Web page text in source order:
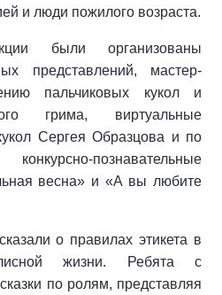
и люди пожилого возраста.
были организованы
представлений, мастер-
пальчиковых кукол и
грима, виртуальные
Сергея Образцова и по
познавательные
весна» и «А вы любите
о правилах этикета в
жизни. Ребята с
по ролям, представляя